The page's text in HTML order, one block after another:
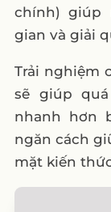
3.
4.
5.
6. The
8.
9.
chính) giúp
gian và giải
Trải nghiệm
sẽ giúp
nhanh hơn
ngăn cách
mặt kiến